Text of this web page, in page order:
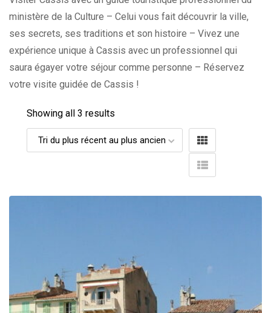
ministère de la Culture – Celui vous fait découvrir la ville,
ses secrets, ses traditions et son histoire – Vivez une
expérience unique à Cassis avec un professionnel qui
saura égayer votre séjour comme personne – Réservez
votre visite guidée de Cassis !
Showing all 3 results